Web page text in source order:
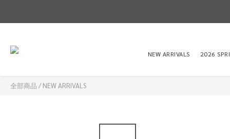
NEW ARRIVALS 2026
全部商品 /NEW ARRIVALS